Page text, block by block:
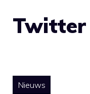
Twitter
Nieuws